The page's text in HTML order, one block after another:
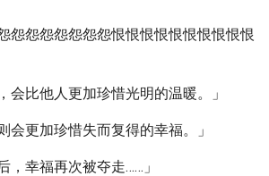
怨怨怨怨怨怨怨恨恨恨恨恨恨恨恨恨恨
会比他人更加珍惜光明的温暖。」
会更加珍惜失而复得的幸福。」
，幸福再次被夺走……」